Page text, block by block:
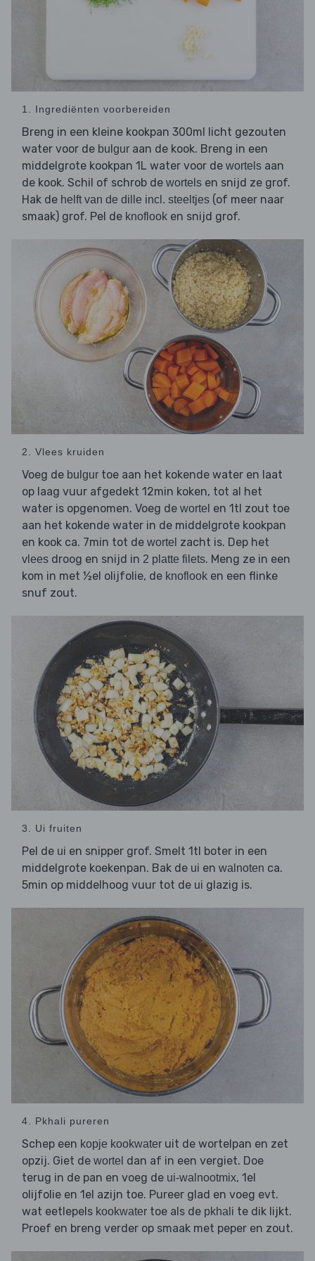
1. Ingrediënten voorbereiden
Breng in een kleine kookpan 300ml licht gezouten
water voor de bulgur aan de kook. Breng in een
middelgrote kookpan 1L water voor de wortels aan
de kook. Schil of schrob de wortels en snijd ze grof.
Hak de helft van de dille incl. steeltjes (of meer naar
smaak) grof. Pel de knoflook en snijd grof.
2. Vlees kruiden
Voeg de bulgur toe aan het kokende water en laat
op laag vuur afgedekt 12min koken, tot al het
water is opgenomen. Voeg de wortel en 1tl zout toe
aan het kokende water in de middelgrote kookpan
en kook ca. 7min tot de wortel zacht is. Dep het
vlees droog en snijd in 2 platte filets. Meng ze in een
kom in met ½el olijfolie, de knoflook en een flinke
snuf zout.
3. Ui fruiten
Pel de ui en snipper grof. Smelt 1tl boter in een
middelgrote koekenpan. Bak de ui en walnoten ca.
5min op middelhoog vuur tot de ui glazig is.
4. Pkhali pureren
Schep een kopje kookwater uit de wortelpan en zet
opzij. Giet de wortel dan af in een vergiet. Doe
terug in de pan en voeg de ui-walnootmix, 1el
olijfolie en 1el azijn toe. Pureer glad en voeg evt.
wat eetlepels kookwater toe als de pkhali te dik lijkt.
Proef en breng verder op smaak met peper en zout.